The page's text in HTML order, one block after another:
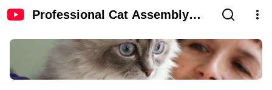
Professional Cat Assembly